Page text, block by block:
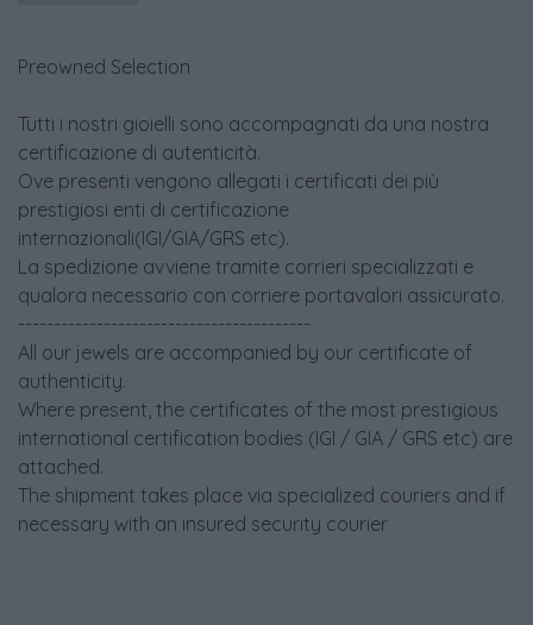
Preowned Selection
Tutti i nostri gioielli sono accompagnati da una nostra
certificazione di autenticità.
Ove presenti vengono allegati i certificati dei più
prestigiosi enti di certificazione
internazionali(IGI/GIA/GRS etc).
La spedizione avviene tramite corrieri specializzati e
qualora necessario con corriere portavalori assicurato.
-----------------------------------------
All our jewels are accompanied by our certificate of
authenticity.
Where present, the certificates of the most prestigious
international certification bodies (IGI / GIA / GRS etc) are
attached.
The shipment takes place via specialized couriers and if
necessary with an insured security courier